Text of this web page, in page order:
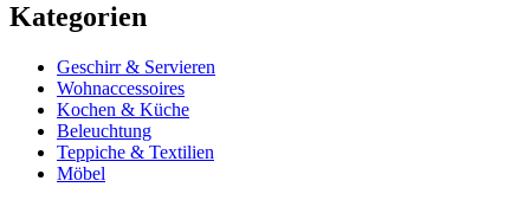
Kategorien
Geschirr & Servieren
Wohnaccessoires
Kochen & Küche
Beleuchtung
Teppiche & Textilien
Möbel